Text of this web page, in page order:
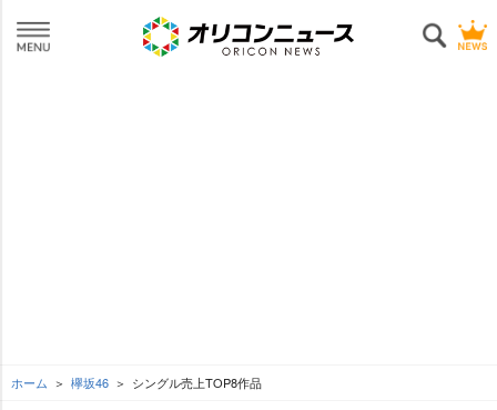
ホーム 欅坂46 シングル売上TOP8作品